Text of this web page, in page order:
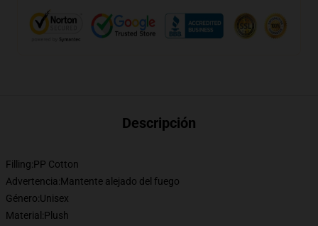
Descripción
Filling:PP Cotton
Advertencia:Mantente alejado del fuego
Género:Unisex
Material:Plush